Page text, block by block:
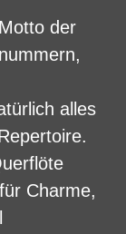
der
alles
Charme,